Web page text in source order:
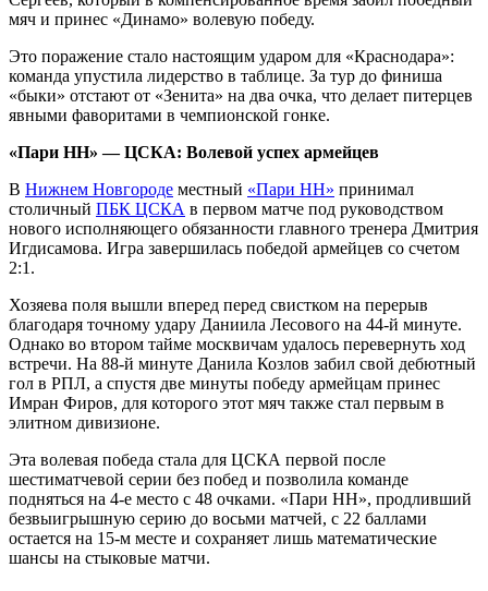
мяч и принес «Динамо» волевую победу.
Это поражение стало настоящим ударом для «Краснодара»:
команда упустила лидерство в таблице. За тур до финиша
«быки» отстают от «Зенита» на два очка, что делает питерцев
явными фаворитами в чемпионской гонке.
«Пари НН» — ЦСКА: Волевой успех армейцев
В Нижнем Новгороде местный «Пари НН» принимал
столичный ПБК ЦСКА в первом матче под руководством
нового исполняющего обязанности главного тренера Дмитрия
Игдисамова. Игра завершилась победой армейцев со счетом
2:1.
Хозяева поля вышли вперед перед свистком на перерыв
благодаря точному удару Даниила Лесового на 44-й минуте.
Однако во втором тайме москвичам удалось перевернуть ход
встречи. На 88-й минуте Данила Козлов забил свой дебютный
гол в РПЛ, а спустя две минуты победу армейцам принес
Имран Фиров, для которого этот мяч также стал первым в
элитном дивизионе.
Эта волевая победа стала для ЦСКА первой после
шестиматчевой серии без побед и позволила команде
подняться на 4-е место с 48 очками. «Пари НН», продливший
безвыигрышную серию до восьми матчей, с 22 баллами
остается на 15-м месте и сохраняет лишь математические
шансы на стыковые матчи.